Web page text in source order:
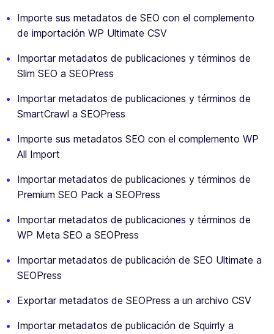
Importe sus metadatos de SEO con el complemento
de importación WP Ultimate CSV
Importar metadatos de publicaciones y términos de
Slim SEO a SEOPress
Importar metadatos de publicaciones y términos de
SmartCrawl a SEOPress
Importe sus metadatos SEO con el complemento WP
All Import
Importar metadatos de publicaciones y términos de
Premium SEO Pack a SEOPress
Importar metadatos de publicaciones y términos de
WP Meta SEO a SEOPress
Importar metadatos de publicación de SEO Ultimate a
SEOPress
Exportar metadatos de SEOPress a un archivo CSV
Importar metadatos de publicación de Squirrly a